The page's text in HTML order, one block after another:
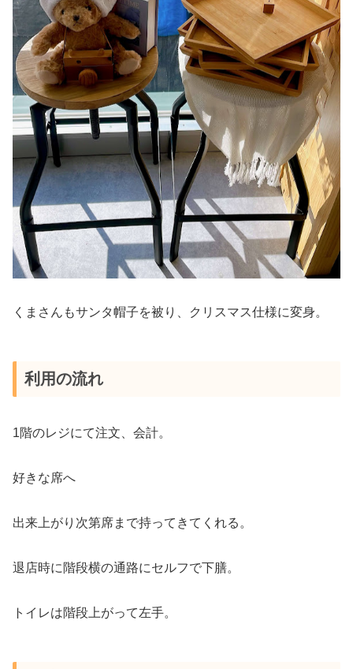
くまさんもサンタ帽子を被り、クリスマス仕様に変身。
利用の流れ
1階のレジにて注文、会計。
好きな席へ
出来上がり次第席まで持ってきてくれる。
退店時に階段横の通路にセルフで下膳。
トイレは階段上がって左手。